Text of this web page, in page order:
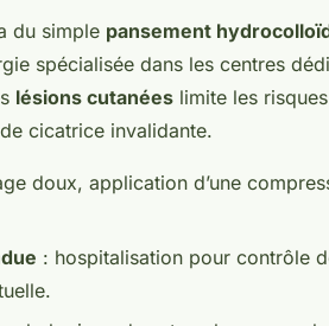
du simple pansement
spécialisée dans les centres
lésions cutanées limite les
cicatrice invalidante.
doux, application d’une
: hospitalisation pour contrôle